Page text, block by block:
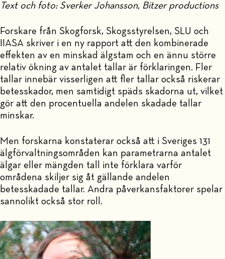
Text och foto: Sverker Johansson, Bitzer productions
Forskare från Skogforsk, Skogsstyrelsen, SLU och
IIASA skriver i en ny rapport att den kombinerade
effekten av en minskad älgstam och en ännu större
relativ ökning av antalet tallar är förklaringen. Fler
tallar innebär visserligen att fler tallar också riskerar
betesskador, men samtidigt späds skadorna ut, vilket
gör att den procentuella andelen skadade tallar
minskar.
Men forskarna konstaterar också att i Sveriges 131
älgförvaltningsområden kan parametrarna antalet
älgar eller mängden tall inte förklara varför
områdena skiljer sig åt gällande andelen
betesskadade tallar. Andra påverkansfaktorer spelar
sannolikt också stor roll.